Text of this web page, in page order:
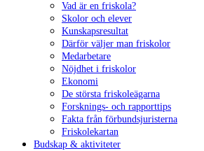
Vad är en friskola?
Skolor och elever
Kunskapsresultat
Därför väljer man friskolor
Medarbetare
Nöjdhet i friskolor
Ekonomi
De största friskoleägarna
Forsknings- och rapporttips
Fakta från förbundsjuristerna
Friskolekartan
Budskap & aktiviteter